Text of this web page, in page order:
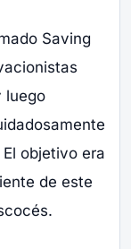
Saving
luego
objetivo era
de este